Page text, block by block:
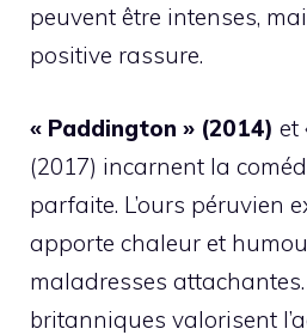
peuvent être intenses,
positive rassure.
« Paddington » (2014) et
(2017) incarnent la
parfaite. L’ours péruvien
apporte chaleur et
maladresses
britanniques valorisent